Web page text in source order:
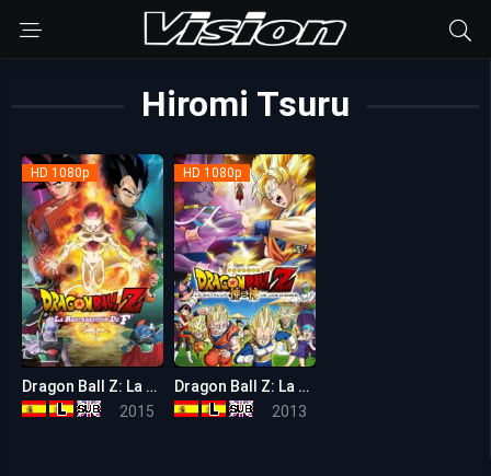
Hiromi Tsuru
HD 1080p
Dragon Ball Z: La resurrección de F
2015
HD 1080p
Dragon Ball Z: La Batalla de los Dioses
2013